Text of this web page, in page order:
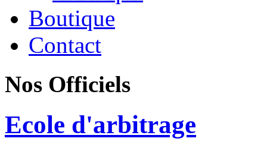
Boutique
Contact
Nos Officiels
Ecole d'arbitrage